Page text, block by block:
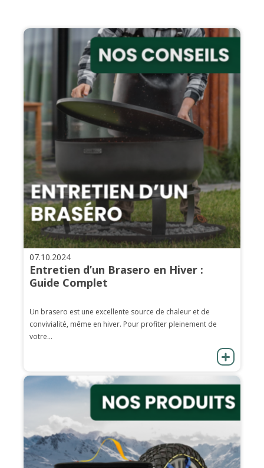
07.10.2024
Entretien d’un Brasero en Hiver :
Guide Complet
Un brasero est une excellente source de chaleur et de
convivialité, même en hiver. Pour profiter pleinement de
votre...